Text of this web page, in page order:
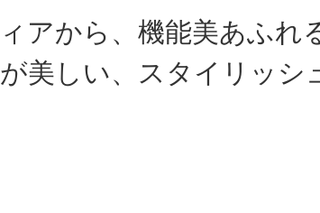
アから、機能美あふれ
美しい、スタイリッシ